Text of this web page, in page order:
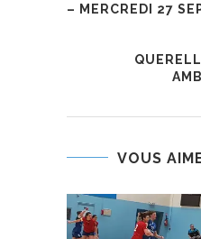
– MERCREDI 27
VOUS